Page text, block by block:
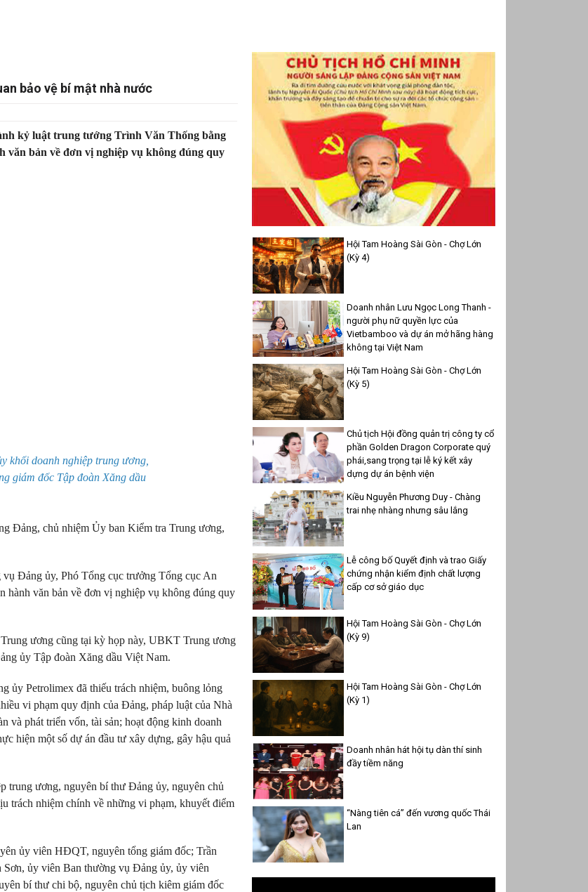
bảo vệ bí mật nhà nước
kỷ luật trung tướng Trình Văn Thống bằng
văn bản về đơn vị nghiệp vụ không đúng quy
khối doanh nghiệp trung ương,
giám đốc Tập đoàn Xăng dầu
Đảng, chủ nhiệm Ủy ban Kiểm tra Trung ương,
Đảng ủy, Phó Tổng cục trưởng Tổng cục An
hành văn bản về đơn vị nghiệp vụ không đúng quy
ương cũng tại kỳ họp này, UBKT Trung ương
ủy Tập đoàn Xăng dầu Việt Nam.
Petrolimex đã thiếu trách nhiệm, buông lỏng
vi phạm quy định của Đảng, pháp luật của Nhà
và phát triển vốn, tài sản; hoạt động kinh doanh
hiện một số dự án đầu tư xây dựng, gây hậu quả
trung ương, nguyên bí thư Đảng ủy, nguyên chủ
trách nhiệm chính về những vi phạm, khuyết điểm
ủy viên HĐQT, nguyên tổng giám đốc; Trần
ủy viên Ban thường vụ Đảng ủy, ủy viên
bí thư chi bộ, nguyên chủ tịch kiêm giám đốc
Hội Tam Hoàng Sài Gòn - Chợ Lớn
(Kỳ 4)
Doanh nhân Lưu Ngọc Long Thanh -
người phụ nữ quyền lực của
Vietbamboo và dự án mở hãng hàng
không tại Việt Nam
Hội Tam Hoàng Sài Gòn - Chợ Lớn
(Kỳ 5)
Chủ tịch Hội đồng quản trị công ty cổ
phần Golden Dragon Corporate quý
phái,sang trọng tại lễ ký kết xây
dựng dự án bệnh viện
Kiều Nguyễn Phương Duy - Chàng
trai nhẹ nhàng nhưng sâu lắng
Lễ công bố Quyết định và trao Giấy
chứng nhận kiểm định chất lượng
cấp cơ sở giáo dục
Hội Tam Hoàng Sài Gòn - Chợ Lớn
(Kỳ 9)
Hội Tam Hoàng Sài Gòn - Chợ Lớn
(Kỳ 1)
Doanh nhân hát hội tụ dàn thí sinh
đầy tiềm năng
“Nàng tiên cá” đến vương quốc Thái
Lan